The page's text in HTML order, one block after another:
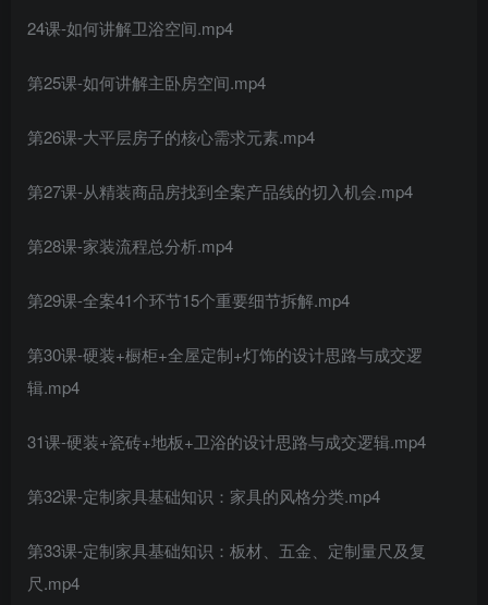
24课-如何讲解卫浴空间.mp4
第25课-如何讲解主卧房空间.mp4
第26课-大平层房子的核心需求元素.mp4
第27课-从精装商品房找到全案产品线的切入机会.mp4
第28课-家装流程总分析.mp4
第29课-全案41个环节15个重要细节拆解.mp4
第30课-硬装+橱柜+全屋定制+灯饰的设计思路与成交逻
辑.mp4
31课-硬装+瓷砖+地板+卫浴的设计思路与成交逻辑.mp4
第32课-定制家具基础知识：家具的风格分类.mp4
第33课-定制家具基础知识：板材、五金、定制量尺及复
尺.mp4